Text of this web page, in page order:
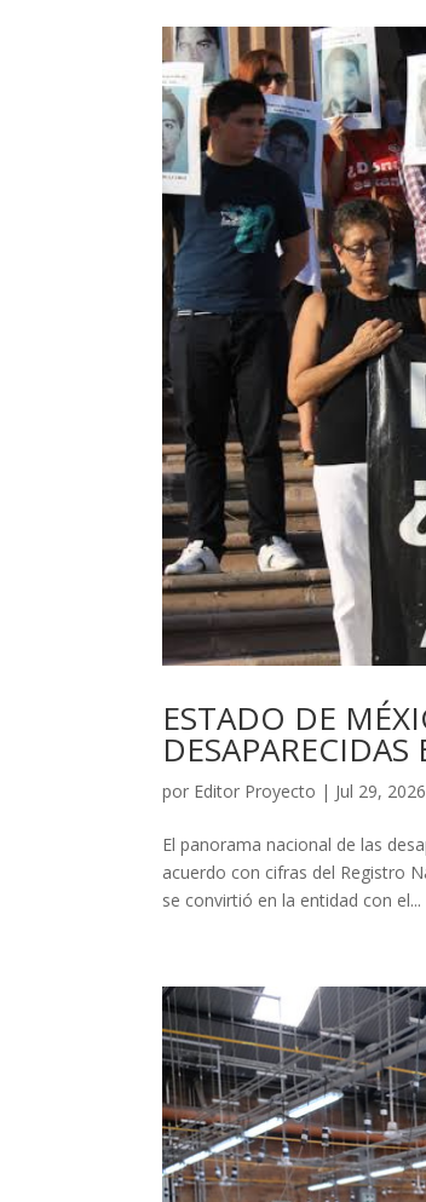
ESTADO DE
por Editor Proyecto | Jul 29, 2026
El panorama nacional de las
acuerdo con cifras del Registro
se convirtió en la entidad con el...